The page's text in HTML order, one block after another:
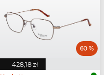
428,18 zł
60 %